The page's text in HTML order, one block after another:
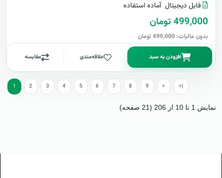
فایل دیجیتال آماده استفاده
499,000 تومان
بدون مالیات: 499,000 تومان
افزودن به سبد علاقه‌مندی مقایسه
1 2 3 4 5 6 7 8 9 > >|
نمایش 1 تا 10 از 206 (21 صفحه)